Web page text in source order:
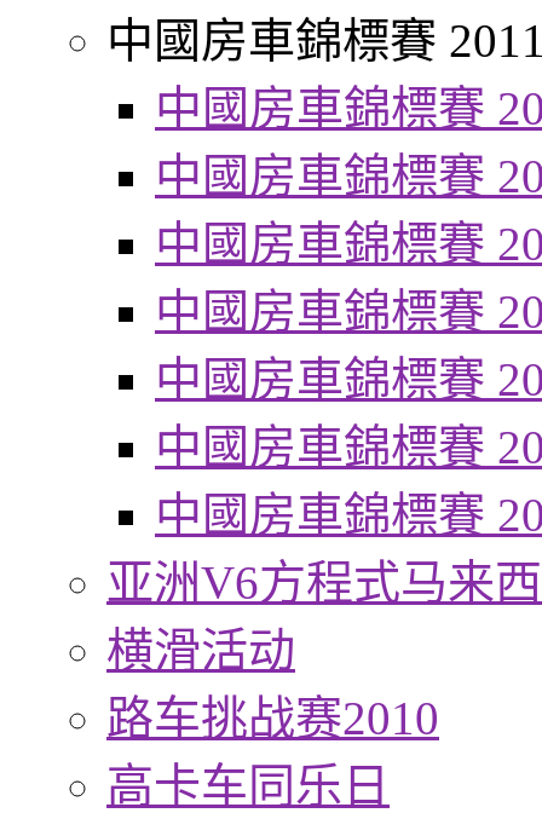
中國房車錦標賽
中國房車錦標賽
中國房車錦標賽
中國房車錦標賽
中國房車錦標賽
中國房車錦標賽
中國房車錦標賽
中國房車錦標賽
亚洲V6方程式马来
横滑活动
路车挑战赛2010
高卡车同乐日